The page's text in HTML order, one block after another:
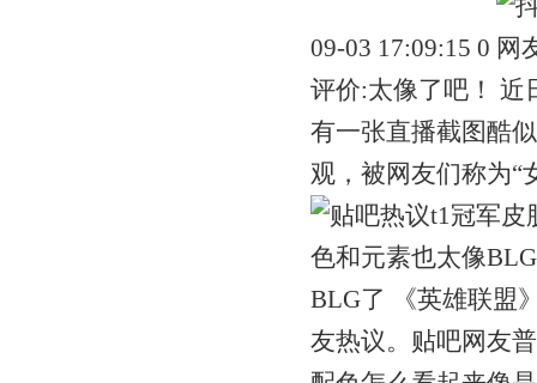
09-03 17:09:15 0
评价:太像了吧！ 近
有一张直播截图酷
观，被网友们称为“
BLG了 《英雄联盟
友热议。贴吧网友